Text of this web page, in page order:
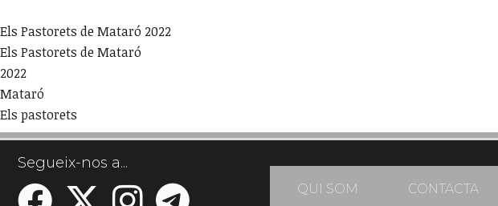
Els Pastorets de Mataró 2022
Els Pastorets de Mataró
2022
Mataró
Els pastorets
Segueix-nos a...
QUI SOM CONTACTA